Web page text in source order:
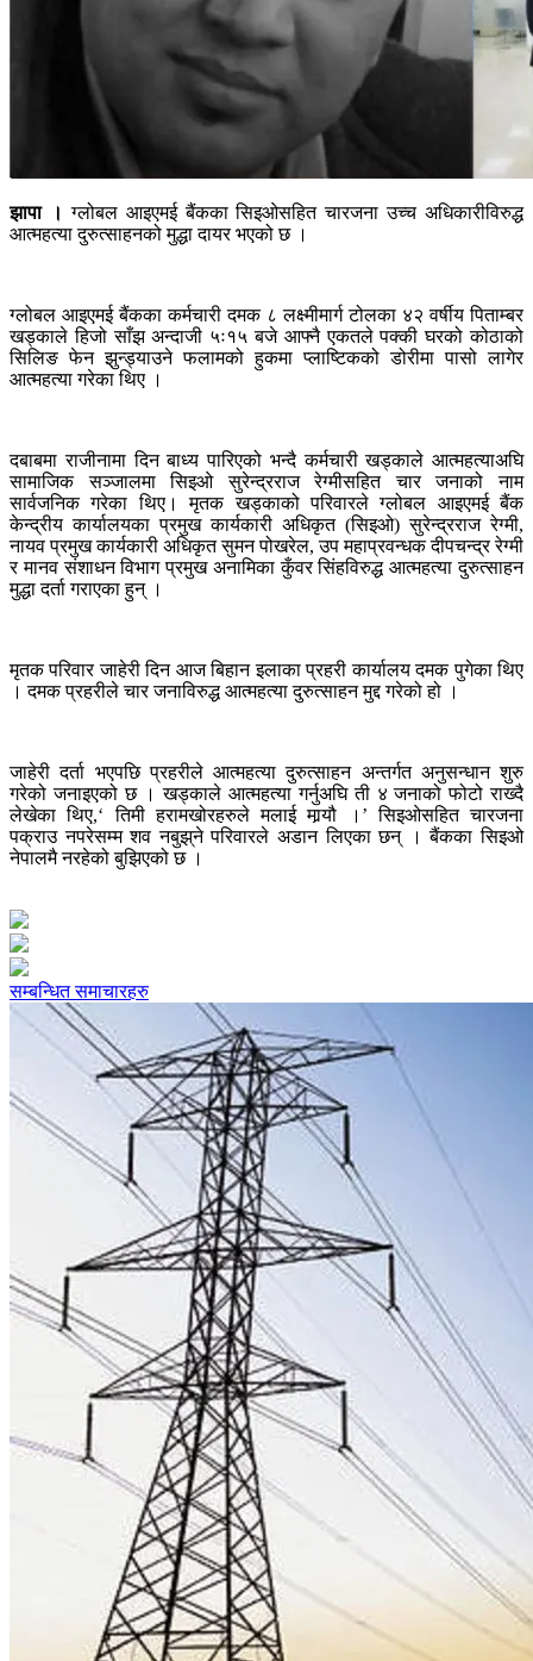
झापा । ग्लोबल आइएमई बैंकका सिइओसहित चारजना उच्च अधिकारीविरुद्ध
आत्महत्या दुरुत्साहनको मुद्धा दायर भएको छ ।
ग्लोबल आइएमई बैंकका कर्मचारी दमक ८ लक्ष्मीमार्ग टोलका ४२ वर्षीय पिताम्बर
खड्काले हिजो साँझ अन्दाजी ५ः१५ बजे आफ्नै एकतले पक्की घरको कोठाको
सिलिङ फेन झुन्ड्याउने फलामको हुकमा प्लाष्टिकको डोरीमा पासो लागेर
आत्महत्या गरेका थिए ।
दबाबमा राजीनामा दिन बाध्य पारिएको भन्दै कर्मचारी खड्काले आत्महत्याअघि
सामाजिक सञ्जालमा सिइओ सुरेन्द्रराज रेग्मीसहित चार जनाको नाम
सार्वजनिक गरेका थिए। मृतक खड्काको परिवारले ग्लोबल आइएमई बैंक
केन्द्रीय कार्यालयका प्रमुख कार्यकारी अधिकृत (सिइओ) सुरेन्द्रराज रेग्मी,
नायव प्रमुख कार्यकारी अधिकृत सुमन पोखरेल, उप महाप्रवन्धक दीपचन्द्र रेग्मी
र मानव संशाधन विभाग प्रमुख अनामिका कुँवर सिंहविरुद्ध आत्महत्या दुरुत्साहन
मुद्धा दर्ता गराएका हुन् ।
मृतक परिवार जाहेरी दिन आज बिहान इलाका प्रहरी कार्यालय दमक पुगेका थिए
। दमक प्रहरीले चार जनाविरुद्ध आत्महत्या दुरुत्साहन मुद्द गरेको हो ।
जाहेरी दर्ता भएपछि प्रहरीले आत्महत्या दुरुत्साहन अन्तर्गत अनुसन्धान शुरु
गरेको जनाइएको छ । खड्काले आत्महत्या गर्नुअघि ती ४ जनाको फोटो राख्दै
लेखेका थिए,‘ तिमी हरामखोरहरुले मलाई मार्‍यौ ।’ सिइओसहित चारजना
पक्राउ नपरेसम्म शव नबुझ्‌ने परिवारले अडान लिएका छन् । बैंकका सिइओ
नेपालमै नरहेको बुझिएको छ ।
सम्बन्धित समाचारहरु